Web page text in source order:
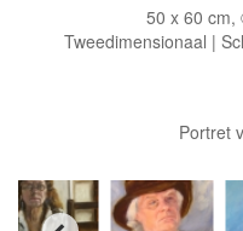
50 x 60 cm,
Tweedimensionaal |
Portret